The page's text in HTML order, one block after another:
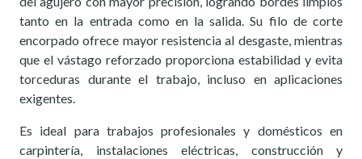
tanto en la entrada como en la salida. Su filo de corte
encorpado ofrece mayor resistencia al desgaste, mientras
que el vástago reforzado proporciona estabilidad y evita
torceduras durante el trabajo, incluso en aplicaciones
exigentes.
Es ideal para trabajos profesionales y domésticos en
carpintería, instalaciones eléctricas, construcción y